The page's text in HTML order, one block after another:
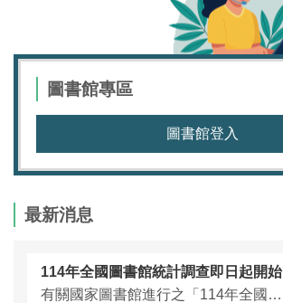
圖書館專區
圖書館登入
最新消息
有關國家圖書館進行之「114年全國圖書館統計」調查，涵蓋全國大專校院圖書館、國民小學圖書館、國民中學圖書館、高級中等學校暨特殊教育學校圖書館，以及專門圖書館，藉由相關統計數據之蒐集，將有助瞭解我國各類...